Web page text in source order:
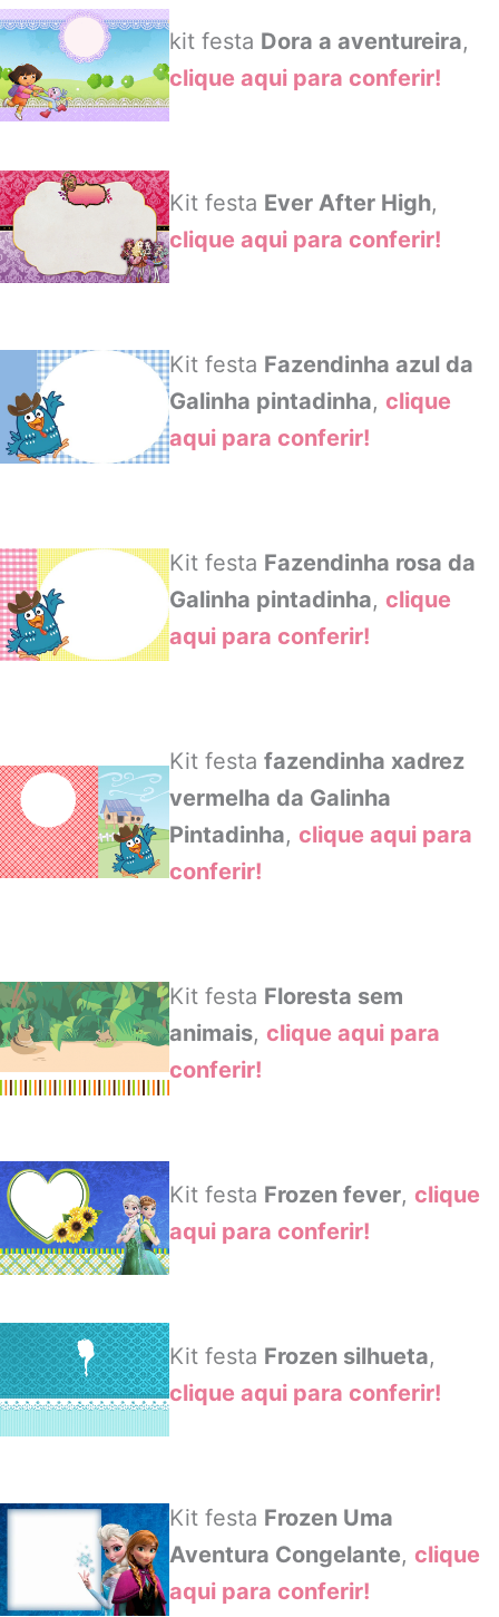
kit festa Dora a aventureira,
clique aqui para conferir!
Kit festa Ever After High,
clique aqui para conferir!
Kit festa Fazendinha azul da
Galinha pintadinha,clique
aqui para conferir!
Kit festa Fazendinha rosa da
Galinha pintadinha,clique
aqui para conferir!
Kit festafazendinha xadrez
vermelha da Galinha
Pintadinha,clique aqui para
conferir!
Kit festa Floresta sem
animais,clique aqui para
conferir!
Kit festa Frozen fever,clique
aqui para conferir!
Kit festa Frozen silhueta,
clique aqui para conferir!
Kit festa Frozen Uma
Aventura Congelante,clique
aqui para conferir!